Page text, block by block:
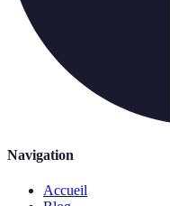
Navigation
Accueil